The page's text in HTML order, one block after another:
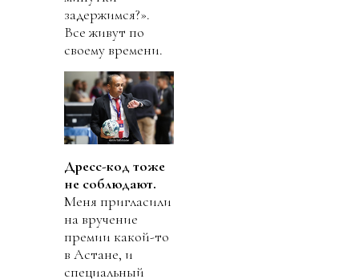
задержимся?».
Все живут по
своему времени.
Дресс-код тоже
не соблюдают.
Меня пригласили
на вручение
премии какой-то
в Астане, и
специальный